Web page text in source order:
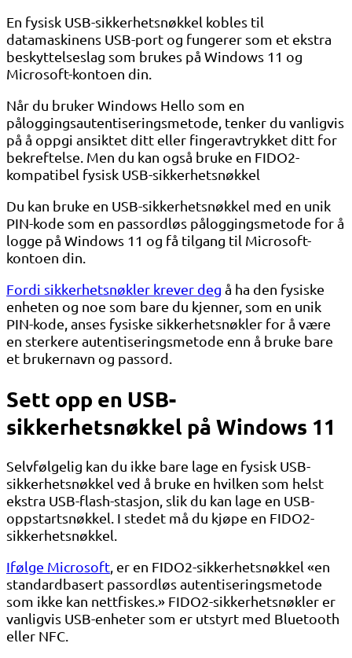
En fysisk USB-sikkerhetsnøkkel kobles til
datamaskinens USB-port og fungerer som et ekstra
beskyttelseslag som brukes på Windows 11 og
Microsoft-kontoen din.
Når du bruker Windows Hello som en
påloggingsautentiseringsmetode, tenker du vanligvis
på å oppgi ansiktet ditt eller fingeravtrykket ditt for
bekreftelse. Men du kan også bruke en FIDO2-
kompatibel fysisk USB-sikkerhetsnøkkel
Du kan bruke en USB-sikkerhetsnøkkel med en unik
PIN-kode som en passordløs påloggingsmetode for å
logge på Windows 11 og få tilgang til Microsoft-
kontoen din.
Fordi sikkerhetsnøkler krever deg å ha den fysiske
enheten og noe som bare du kjenner, som en unik
PIN-kode, anses fysiske sikkerhetsnøkler for å være
en sterkere autentiseringsmetode enn å bruke bare
et brukernavn og passord.
Sett opp en USB-
sikkerhetsnøkkel på Windows 11
Selvfølgelig kan du ikke bare lage en fysisk USB-
sikkerhetsnøkkel ved å bruke en hvilken som helst
ekstra USB-flash-stasjon, slik du kan lage en USB-
oppstartsnøkkel. I stedet må du kjøpe en FIDO2-
sikkerhetsnøkkel.
Ifølge Microsoft , er en FIDO2-sikkerhetsnøkkel «en
standardbasert passordløs autentiseringsmetode
som ikke kan nettfiskes.» FIDO2-sikkerhetsnøkler er
vanligvis USB-enheter som er utstyrt med Bluetooth
eller NFC.